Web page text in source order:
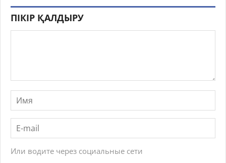
ПІКІР ҚАЛДЫРУ
Или водите через социальные сети